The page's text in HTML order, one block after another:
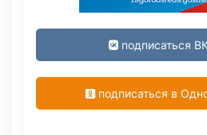
подписаться
подписаться в